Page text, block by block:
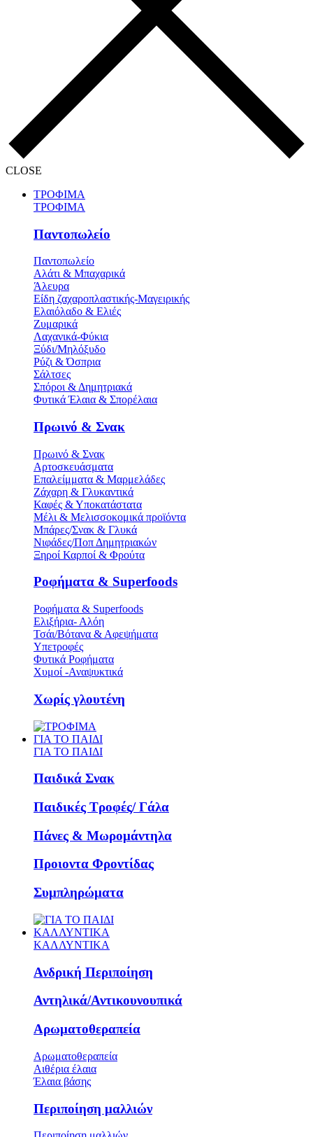
CLOSE
ΤΡΟΦΙΜΑ
ΤΡΟΦΙΜΑ
Παντοπωλείο
Παντοπωλείο
Αλάτι & Μπαχαρικά
Άλευρα
Είδη ζαχαροπλαστικής-Μαγειρικής
Ελαιόλαδο & Ελιές
Ζυμαρικά
Λαχανικά-Φύκια
Ξύδι/Μηλόξυδο
Ρύζι & Όσπρια
Σάλτσες
Σπόροι & Δημητριακά
Φυτικά Έλαια & Σπορέλαια
Πρωινό & Σνακ
Πρωινό & Σνακ
Αρτοσκευάσματα
Επαλείμματα & Μαρμελάδες
Ζάχαρη & Γλυκαντικά
Καφές & Υποκατάστατα
Μέλι & Μελισσοκομικά προϊόντα
Μπάρες/Σνακ & Γλυκά
Νιφάδες/Ποπ Δημητριακών
Ξηροί Καρποί & Φρούτα
Ροφήματα & Superfoods
Ροφήματα & Superfoods
Ελιξήρια- Αλόη
Τσάι/Βότανα & Αφεψήματα
Υπετροφές
Φυτικά Ροφήματα
Χυμοί -Αναψυκτικά
Χωρίς γλουτένη
ΓΙΑ ΤΟ ΠΑΙΔΙ
ΓΙΑ ΤΟ ΠΑΙΔΙ
Παιδικά Σνακ
Παιδικές Τροφές/ Γάλα
Πάνες & Μωρομάντηλα
Προιοντα Φροντίδας
Συμπληρώματα
ΚΑΛΛΥΝΤΙΚΑ
ΚΑΛΛΥΝΤΙΚΑ
Ανδρική Περιποίηση
Αντηλικά/Αντικουνουπικά
Αρωματοθεραπεία
Αρωματοθεραπεία
Αιθέρια έλαια
Έλαια βάσης
Περιποίηση μαλλιών